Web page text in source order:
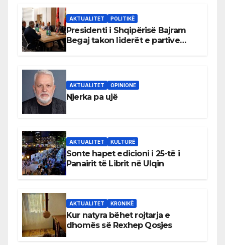
AKTUALITET POLITIKË
Presidenti i Shqipërisë Bajram
Begaj takon liderët e partive
AKTUALITET OPINIONE
Njerka pa ujë
AKTUALITET KULTURË
Sonte hapet edicioni i 25-të i
Panairit të Librit në Ulqin
AKTUALITET KRONIKË
Kur natyra bëhet rojtarja e
dhomës së Rexhep Qosjes